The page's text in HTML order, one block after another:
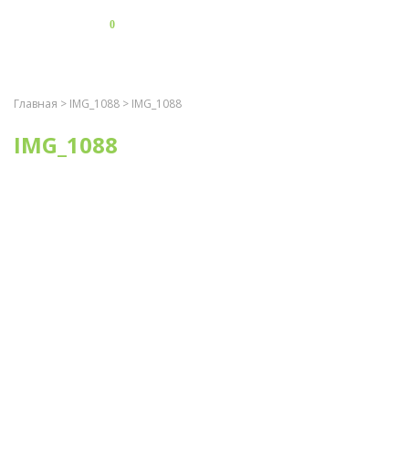
0
Главная > IMG_1088 > IMG_1088
IMG_1088